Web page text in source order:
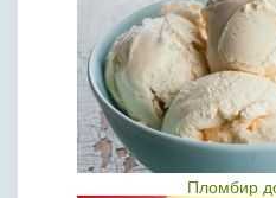
Пломбир